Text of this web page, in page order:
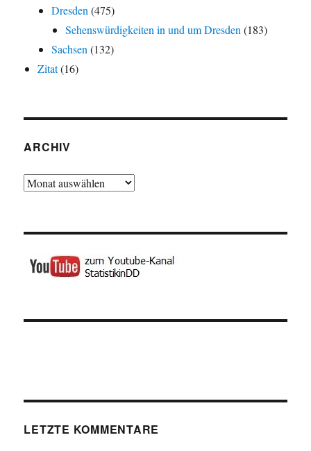
Dresden (475)
Sehenswürdigkeiten in und um Dresden (183)
Sachsen (132)
Zitat(16)
ARCHIV
Archiv
LETZTE KOMMENTARE